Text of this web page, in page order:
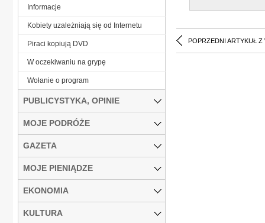
POPRZEDNI ARTYKUŁ Z
Informacje
Kobiety uzależniają się od Internetu
Piraci kopiują DVD
W oczekiwaniu na grypę
Wołanie o program
PUBLICYSTYKA, OPINIE
MOJE PODRÓŻE
GAZETA
MOJE PIENIĄDZE
EKONOMIA
KULTURA